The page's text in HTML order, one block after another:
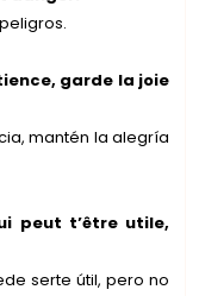
garde la joie
mantén la alegría
peut t’être utile,
serte útil, pero no